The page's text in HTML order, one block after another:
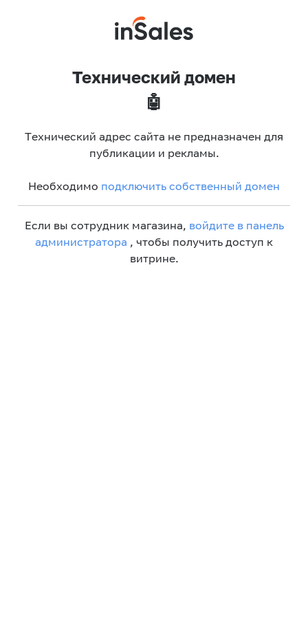
Технический домен
🤖
Технический адрес сайта не предназначен для
публикации и рекламы.
Необходимо подключить собственный домен
Если вы сотрудник магазина, войдите в панель
администратора , чтобы получить доступ к
витрине.